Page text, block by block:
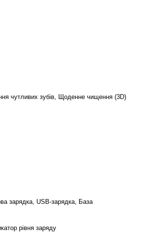
чутливих зубів, Щоденне чищення (3D)
зарядка, USB-зарядка, База
рівня заряду